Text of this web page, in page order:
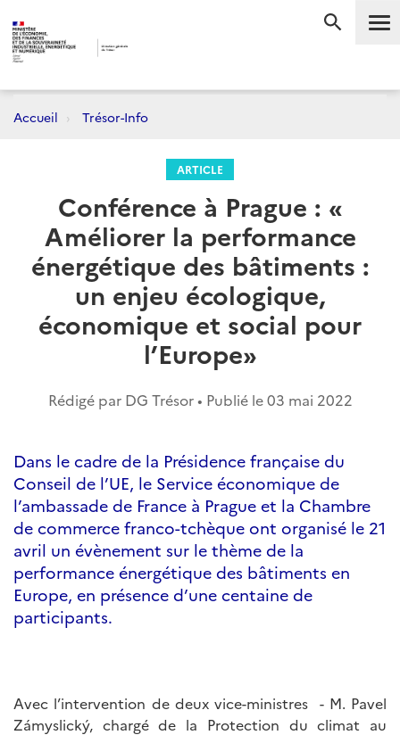
Accueil Trésor-Info
ARTICLE
Conférence à Prague : «
Améliorer la performance
énergétique des bâtiments :
un enjeu écologique,
économique et social pour
l’Europe»
Rédigé par DG Trésor • Publié le03 mai 2022
Dans le cadre de la Présidence française du
Conseil de l’UE, le Service économique de
l’ambassade de France à Prague et la Chambre
de commerce franco-tchèque ont organisé le 21
avril un évènement sur le thème de la
performance énergétique des bâtiments en
Europe, en présence d’une centaine de
participants.
Avec l’intervention de deux vice-ministres - M. Pavel
Zámyslický, chargé de la Protection du climat au